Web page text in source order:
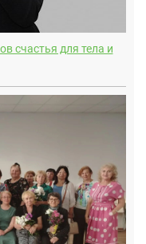
счастья для тела и